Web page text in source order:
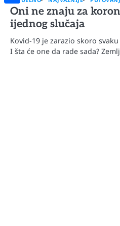
Oni ne znaju za
ijednog slučaja
Kovid-19 je zarazio skoro
I šta će one da rade sada?
Share